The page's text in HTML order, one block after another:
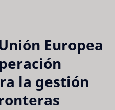
Europea
la gestión